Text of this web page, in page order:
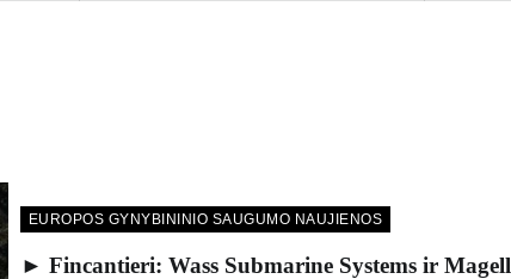
EUROPOS GYNYBININIO SAUGUMO NAUJIENOS
► Fincantieri: Wass Submarine Systems ir